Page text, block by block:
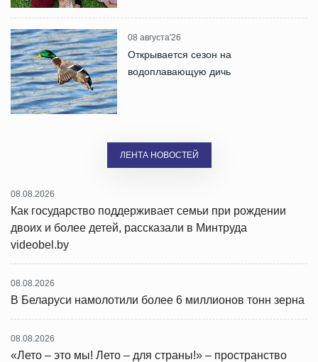
08 августа'26
Открывается сезон на
водоплавающую дичь
ЛЕНТА НОВОСТЕЙ
08.08.2026
Как государство поддерживает семьи при рождении
двоих и более детей, рассказали в Минтруда
videobel.by
08.08.2026
В Беларуси намолотили более 6 миллионов тонн зерна
08.08.2026
«Лето – это мы! Лето – для страны!» – пространство